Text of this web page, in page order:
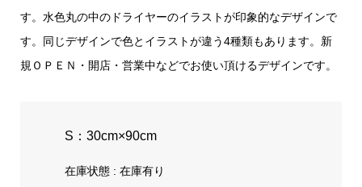
す。水色丸の中のドライヤーのイラストが印象的なデザインで
す。同じデザインで色とイラストが違う4種類もあります。新
規ＯＰＥＮ・開店・営業中などでお使い頂けるデザインです。
S：30cm×90cm
在庫状態 : 在庫有り